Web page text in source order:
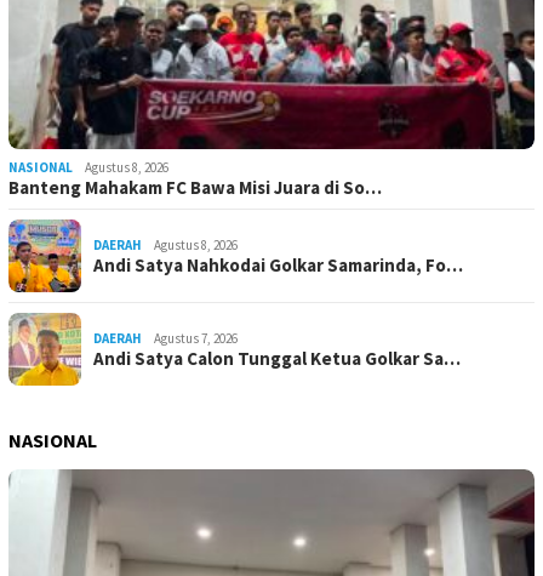
NASIONAL Agustus 8, 2026
Banteng Mahakam FC Bawa Misi Juara di So…
DAERAH Agustus 8, 2026
Andi Satya Nahkodai Golkar Samarinda, Fo…
DAERAH Agustus 7, 2026
Andi Satya Calon Tunggal Ketua Golkar Sa…
NASIONAL